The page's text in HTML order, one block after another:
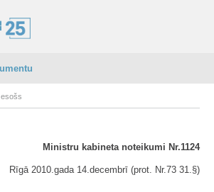
Ministru kabineta noteikumi Nr.1124
Rīgā 2010.gada 14.decembrī (prot. Nr.73 31.§)